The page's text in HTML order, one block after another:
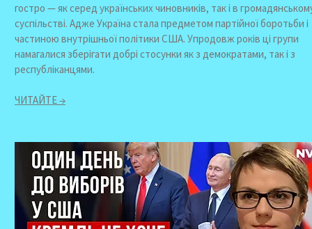
гостро — як серед українських чиновників, так і в
суспільстві. Адже Україна стала предметом партійної боротьби і
частиною внутрішньої політики США. Упродовж років ці групи
намагалися зберігати добрі стосунки як з демократами, так і з
республіканцями.
ЧИТАЙТЕ →